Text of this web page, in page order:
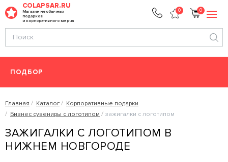
COLAPSAR.RU
Магазин необычных
подарков
и корпоративного мерча
0 0
ПОДБОР
Главная Каталог
Корпоративные подарки
Бизнес сувениры с логотипом
зажигалки с логотипом
ЗАЖИГАЛКИ С ЛОГОТИПОМ В
НИЖНЕМ НОВГОРОДЕ